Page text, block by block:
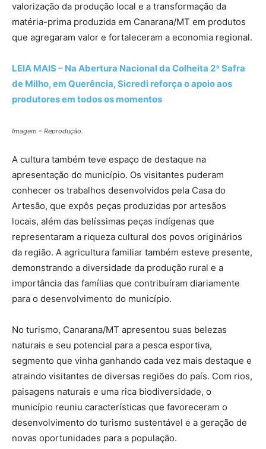
valorização da produção local e a transformação da
matéria-prima produzida em Canarana/MT em produtos
que agregaram valor e fortaleceram a economia regional.
LEIA MAIS – Na Abertura Nacional da Colheita 2ª Safra
de Milho, em Querência, Sicredi reforça o apoio aos
produtores em todos os momentos
Imagem – Reprodução.
A cultura também teve espaço de destaque na
apresentação do município. Os visitantes puderam
conhecer os trabalhos desenvolvidos pela Casa do
Artesão, que expôs peças produzidas por artesãos
locais, além das belíssimas peças indígenas que
representaram a riqueza cultural dos povos originários
da região. A agricultura familiar também esteve presente,
demonstrando a diversidade da produção rural e a
importância das famílias que contribuíram diariamente
para o desenvolvimento do município.
No turismo, Canarana/MT apresentou suas belezas
naturais e seu potencial para a pesca esportiva,
segmento que vinha ganhando cada vez mais destaque e
atraindo visitantes de diversas regiões do país. Com rios,
paisagens naturais e uma rica biodiversidade, o
município reuniu características que favoreceram o
desenvolvimento do turismo sustentável e a geração de
novas oportunidades para a população.